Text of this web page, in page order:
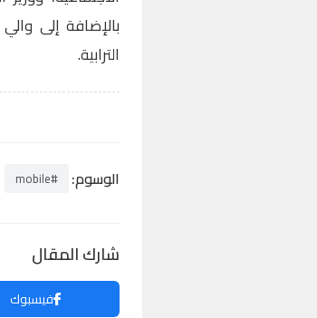
بالإضافة إلى
الترابية.
الوسوم: #mobile
شارك المقال
فيسبوك